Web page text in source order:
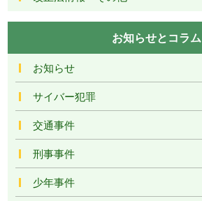
お知らせとコラム
お知らせ
サイバー犯罪
交通事件
刑事事件
少年事件